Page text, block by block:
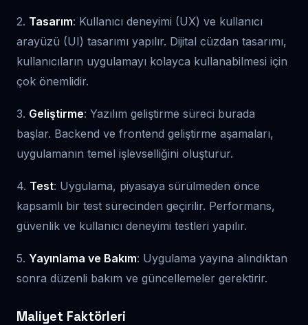
2. Tasarım: Kullanıcı deneyimi (UX) ve kullanıcı
arayüzü (UI) tasarımı yapılır. Dijital cüzdan tasarımı,
kullanıcıların uygulamayı kolayca kullanabilmesi için
çok önemlidir.
3. Geliştirme: Yazılım geliştirme süreci burada
başlar. Backend ve frontend geliştirme aşamaları,
uygulamanın temel işlevselliğini oluşturur.
4. Test: Uygulama, piyasaya sürülmeden önce
kapsamlı bir test sürecinden geçirilir. Performans,
güvenlik ve kullanıcı deneyimi testleri yapılır.
5. Yayınlama ve Bakım: Uygulama yayına alındıktan
sonra düzenli bakım ve güncellemeler gerektirir.
Maliyet Faktörleri